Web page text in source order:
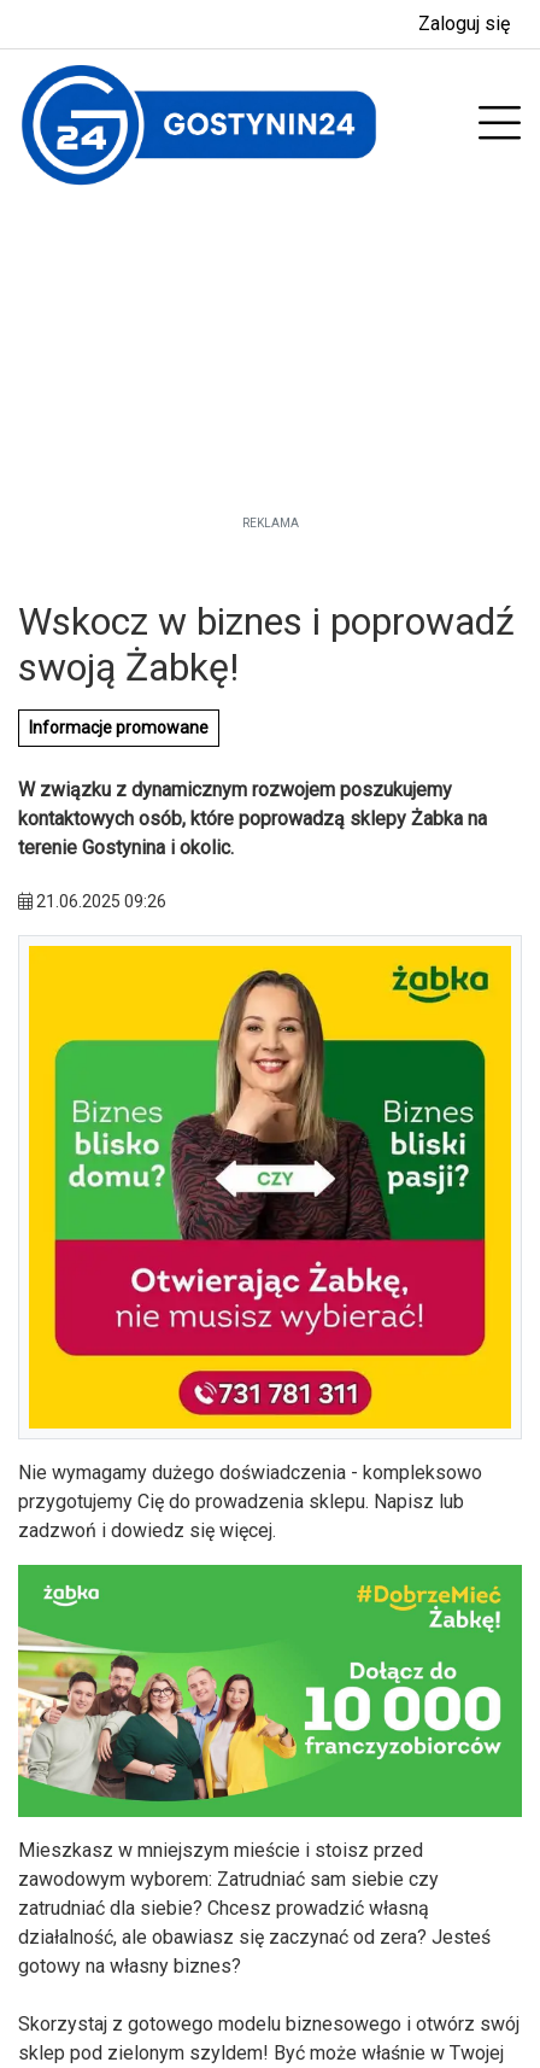
Zaloguj się
REKLAMA
Wskocz w biznes i poprowadź
swoją Żabkę!
Informacje promowane
W związku z dynamicznym rozwojem poszukujemy
kontaktowych osób, które poprowadzą sklepy Żabka na
terenie Gostynina i okolic.
21.06.2025 09:26
Nie wymagamy dużego doświadczenia - kompleksowo
przygotujemy Cię do prowadzenia sklepu. Napisz lub
zadzwoń i dowiedz się więcej.
Mieszkasz w mniejszym mieście i stoisz przed
zawodowym wyborem: Zatrudniać sam siebie czy
zatrudniać dla siebie? Chcesz prowadzić własną
działalność, ale obawiasz się zaczynać od zera? Jesteś
gotowy na własny biznes?
Skorzystaj z gotowego modelu biznesowego i otwórz swój
sklep pod zielonym szyldem! Być może właśnie w Twojej